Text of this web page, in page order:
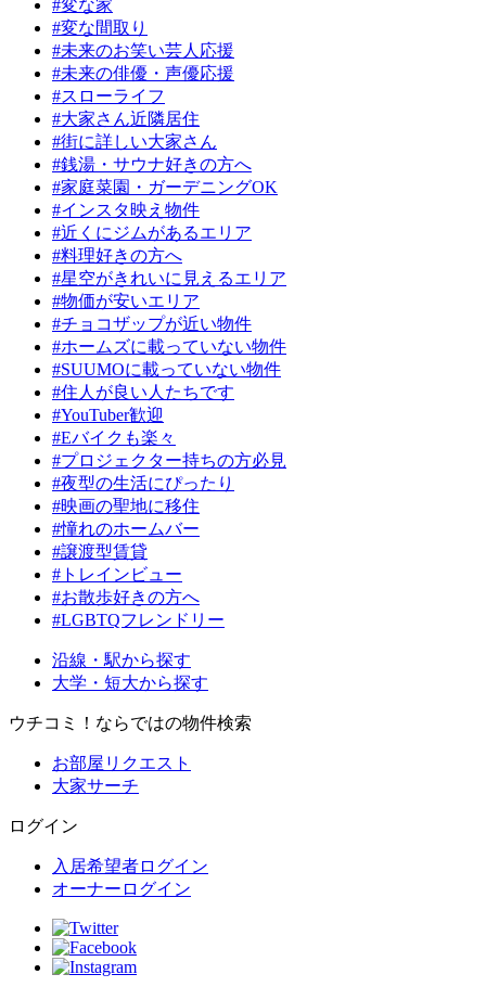
#変な家
#変な間取り
#未来のお笑い芸人応援
#未来の俳優・声優応援
#スローライフ
#大家さん近隣居住
#街に詳しい大家さん
#銭湯・サウナ好きの方へ
#家庭菜園・ガーデニングOK
#インスタ映え物件
#近くにジムがあるエリア
#料理好きの方へ
#星空がきれいに見えるエリア
#物価が安いエリア
#チョコザップが近い物件
#ホームズに載っていない物件
#SUUMOに載っていない物件
#住人が良い人たちです
#YouTuber歓迎
#Eバイクも楽々
#プロジェクター持ちの方必見
#夜型の生活にぴったり
#映画の聖地に移住
#憧れのホームバー
#譲渡型賃貸
#トレインビュー
#お散歩好きの方へ
#LGBTQフレンドリー
沿線・駅から探す
大学・短大から探す
ウチコミ！ならではの物件検索
お部屋リクエスト
大家サーチ
ログイン
入居希望者ログイン
オーナーログイン